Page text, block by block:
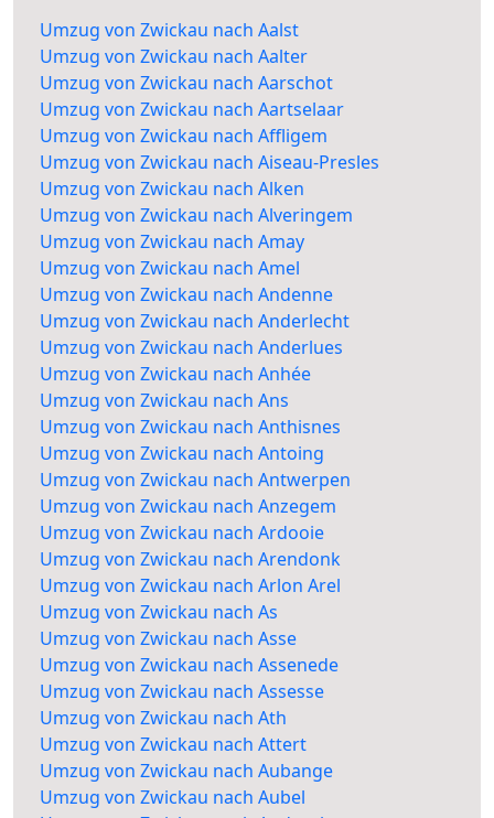
Umzug von Zwickau nach Aalst
Umzug von Zwickau nach Aalter
Umzug von Zwickau nach Aarschot
Umzug von Zwickau nach Aartselaar
Umzug von Zwickau nach Affligem
Umzug von Zwickau nach Aiseau-Presles
Umzug von Zwickau nach Alken
Umzug von Zwickau nach Alveringem
Umzug von Zwickau nach Amay
Umzug von Zwickau nach Amel
Umzug von Zwickau nach Andenne
Umzug von Zwickau nach Anderlecht
Umzug von Zwickau nach Anderlues
Umzug von Zwickau nach Anhée
Umzug von Zwickau nach Ans
Umzug von Zwickau nach Anthisnes
Umzug von Zwickau nach Antoing
Umzug von Zwickau nach Antwerpen
Umzug von Zwickau nach Anzegem
Umzug von Zwickau nach Ardooie
Umzug von Zwickau nach Arendonk
Umzug von Zwickau nach Arlon Arel
Umzug von Zwickau nach As
Umzug von Zwickau nach Asse
Umzug von Zwickau nach Assenede
Umzug von Zwickau nach Assesse
Umzug von Zwickau nach Ath
Umzug von Zwickau nach Attert
Umzug von Zwickau nach Aubange
Umzug von Zwickau nach Aubel